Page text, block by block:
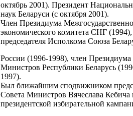
октябрь 2001). Президент
наук Беларуси (с октября 2001).
Член Президиума
экономического комитета СНГ (1994),
председателя Исполкома Союза
России (1996-1998), член Президиума
Министров Республики Беларусь
1997).
Был ближайшим сподвижником
Совета Министров Вячеслава Кебича
президентской избирательной